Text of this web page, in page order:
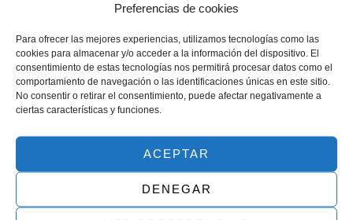
Preferencias de cookies
Para ofrecer las mejores experiencias, utilizamos tecnologías como las
cookies para almacenar y/o acceder a la información del dispositivo. El
consentimiento de estas tecnologías nos permitirá procesar datos como el
comportamiento de navegación o las identificaciones únicas en este sitio.
No consentir o retirar el consentimiento, puede afectar negativamente a
ciertas características y funciones.
ACEPTAR
DENEGAR
coche con tu bebé
Leer Más »
Cómo evitar que los niños se mareen